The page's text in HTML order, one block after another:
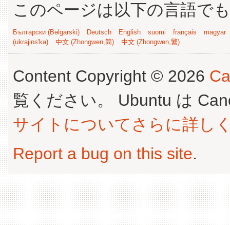
このページは以下の言語で
Български (Bəlgarski) Deutsch English suomi français
magyar
(ukrajins'ka)
中文 (Zhongwen,简) 中文 (Zhongwen,繁)
Content Copyright © 2026
覧ください。 Ubuntu は
サイトについてさらに詳し
Report a bug on this site.